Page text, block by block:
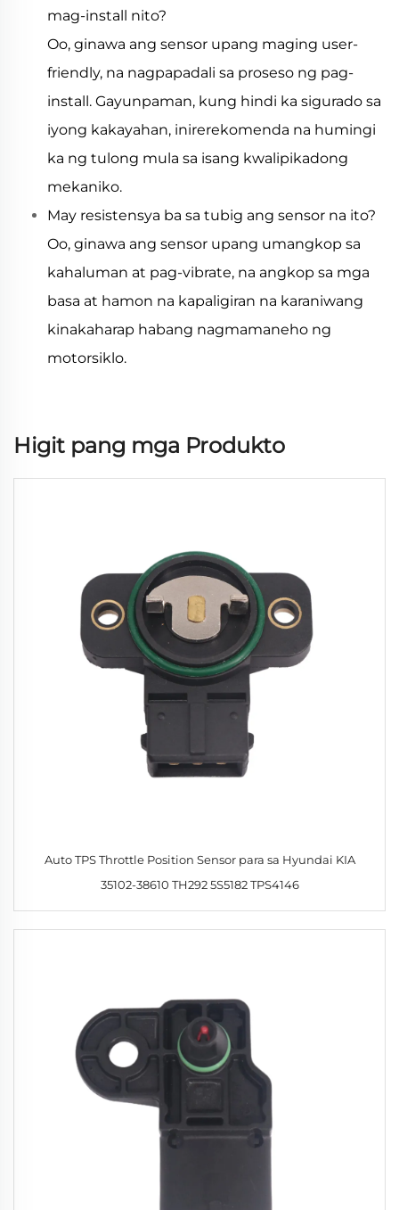
mag-install nito?
Oo, ginawa ang sensor upang maging user-
friendly, na nagpapadali sa proseso ng pag-
install. Gayunpaman, kung hindi ka sigurado sa
iyong kakayahan, inirerekomenda na humingi
ka ng tulong mula sa isang kwalipikadong
mekaniko.
May resistensya ba sa tubig ang sensor na ito?
Oo, ginawa ang sensor upang umangkop sa
kahaluman at pag-vibrate, na angkop sa mga
basa at hamon na kapaligiran na karaniwang
kinakaharap habang nagmamaneho ng
motorsiklo.
Higit pang mga Produkto
Auto TPS Throttle Position Sensor para sa Hyundai KIA
35102-38610 TH292 5S5182 TPS4146